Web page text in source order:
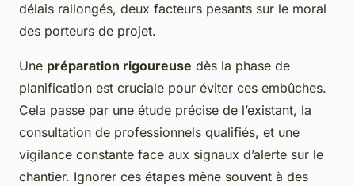
délais rallongés, deux facteurs pesants sur le moral
des porteurs de projet.
Une préparation rigoureuse dès la phase de
planification est cruciale pour éviter ces embûches.
Cela passe par une étude précise de l’existant, la
consultation de professionnels qualifiés, et une
vigilance constante face aux signaux d’alerte sur le
chantier. Ignorer ces étapes mène souvent à des